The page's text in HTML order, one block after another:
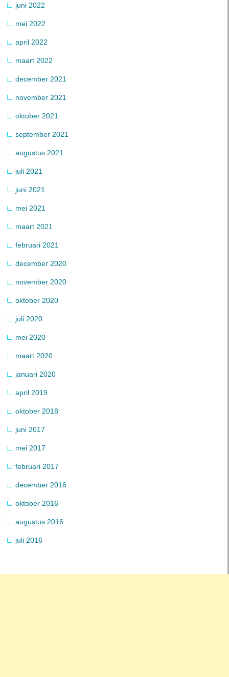
juni 2022
mei 2022
april 2022
maart 2022
december 2021
november 2021
oktober 2021
september 2021
augustus 2021
juli 2021
juni 2021
mei 2021
maart 2021
februari 2021
december 2020
november 2020
oktober 2020
juli 2020
mei 2020
maart 2020
januari 2020
april 2019
oktober 2018
juni 2017
mei 2017
februari 2017
december 2016
oktober 2016
augustus 2016
juli 2016